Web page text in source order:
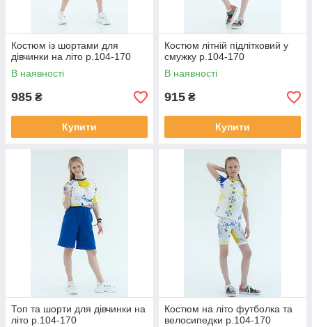
Костюм із шортами для
дівчинки на літо р.104-170
В наявності
985 ₴
Купити
Костюм літній підлітковий у
смужку р.104-170
В наявності
915 ₴
Купити
Топ та шорти для дівчинки на
літо р.104-170
Костюм на літо футболка та
велосипедки р.104-170